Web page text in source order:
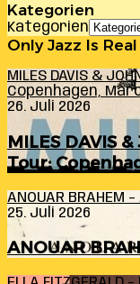
Kategorien
Kategorien
Only Jazz Is Real
MILES DAVIS &
Copenhagen,
26. Juli 2026
MILES DAVIS
Tour:
ANOUAR
25. Juli 2026
ANOUAR